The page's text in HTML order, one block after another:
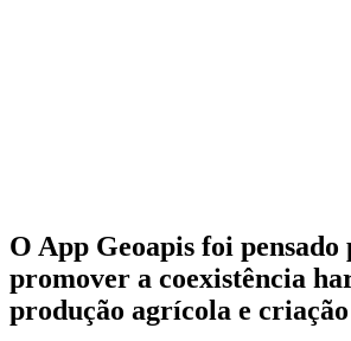
O App Geoapis foi pensado
promover a coexistência
produção agrícola e criação